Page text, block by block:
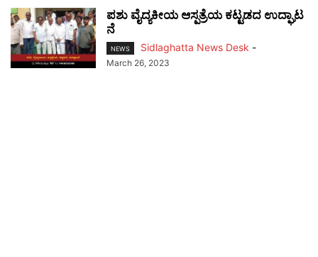
ಪಶು ವೈದ್ಯಕೀಯ ಆಸ್ಪತ್ರೆಯ ಕಟ್ಟಡದ ಉದ್ಘಾಟ
ನೆ
NEWS Sidlaghatta News Desk -
March 26, 2023